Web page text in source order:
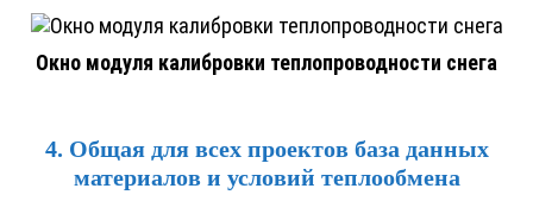
Окно модуля калибровки теплопроводности снега
4. Общая для всех проектов база данных
материалов и условий теплообмена